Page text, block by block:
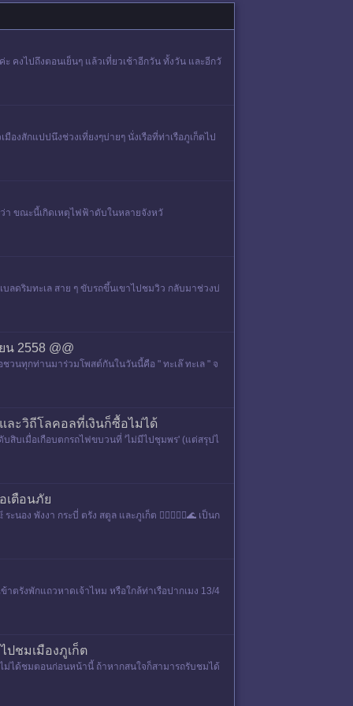
คงไปถึงตอนเย็นๆ แล้วเที่ยวเช้าอีกวัน ทั้งวัน และอีกวั
งสักแปปนึงช่วงเที่ยงๆบ่ายๆ นั่งเรือที่ท่าเรือภูเก็ตไป
ว่า ขณะนี้เกิดเหตุไฟฟ้าดับในหลายจังหวั
ลดริมทะเล สาย ๆ ขับรถขึ้นเขาไปชมวิว กลับมาช่วงบ่
2558 @@
นทุกท่านมาร่วมโพสต์กันในวันนี้คือ " ทะเล๊ ทะเล " จ
ละวิถีโลคอลที่เงินก็ซื้อไม่ได้
สิบเมื่อเกือบตกรถไฟขบวนที่ 'ไม่มีไปชุมพร' (แต่สรุปไ
เตือนภัย
ง พังงา กระบี่ ตรัง สตูล และภูเก็ต 🏃🏼‍♂️🏃‍♀️🌊 เป็นก
ตรังพักแถวหาดเจ้าไหม หรือใกล้ท่าเรือปากเมง 13/4
ปชมเมืองภูเก็ต
ม่ได้ชมตอนก่อนหน้านี้ ถ้าหากสนใจก็สามารถรับชมได้